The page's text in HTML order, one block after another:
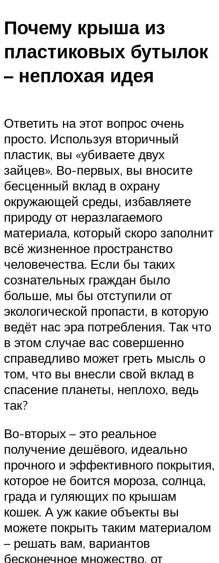
Почему крыша из
пластиковых бутылок
– неплохая идея
Ответить на этот вопрос очень
просто. Используя вторичный
пластик, вы «убиваете двух
зайцев». Во-первых, вы вносите
бесценный вклад в охрану
окружающей среды, избавляете
природу от неразлагаемого
материала, который скоро заполнит
всё жизненное пространство
человечества. Если бы таких
сознательных граждан было
больше, мы бы отступили от
экологической пропасти, в которую
ведёт нас эра потребления. Так что
в этом случае вас совершенно
справедливо может греть мысль о
том, что вы внесли свой вклад в
спасение планеты, неплохо, ведь
так?
Во-вторых – это реальное
получение дешёвого, идеально
прочного и эффективного покрытия,
которое не боится мороза, солнца,
града и гуляющих по крышам
кошек. А уж какие объекты вы
можете покрыть таким материалом
– решать вам, вариантов
бесконечное множество, от